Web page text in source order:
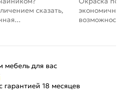
сказать,
мебель для вас
18 месяцев